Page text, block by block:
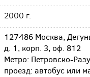
2000 г.
127486 Москва,
д. 1, корп. 3, оф. 812
Метро: Петровско-
проезд: автобус или